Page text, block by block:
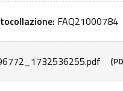
FAQ21000784